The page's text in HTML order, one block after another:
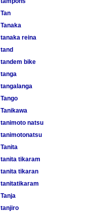
Tan
Tanaka
tanaka reina
tand
tandem bike
tanga
tangalanga
Tango
Tanikawa
tanimoto natsu
tanimotonatsu
Tanita
tanita tikaram
tanita tikaran
tanitatikaram
Tanja
tanjiro